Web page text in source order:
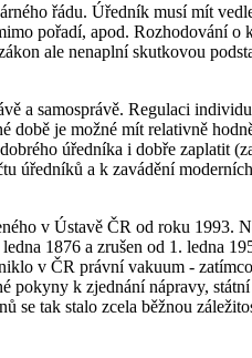
řádu. Úředník musí mít
pořadí, apod. Rozhodování o
ale nenaplní skutkovou
a samosprávě. Regulaci
době je možné mít relativně
úředníka i dobře zaplatit
úředníků a k zavádění
v Ústavě ČR od roku 1993.
1876 a zrušen od 1. ledna
v ČR právní vakuum -
pokyny k zjednání nápravy,
se tak stalo zcela běžnou